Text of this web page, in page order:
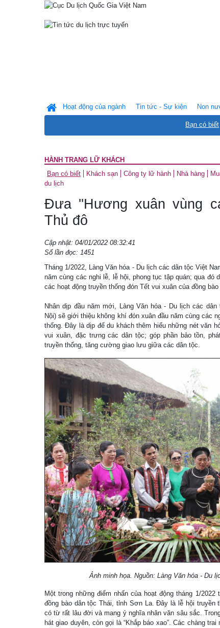
Hoạt động của ngành Tin tức - Sự kiện Non
Bạn có biết
HÀNH TRANG LỮ KHÁCH
Bạn có biết
Khách sạn Công ty lữ hành Nhà hàng
du lịch
Đưa ''Hương xuân vùng
Thủ đô
Cập nhật: 04/01/2022 08:32:41
Số lần đọc: 1451
Tháng 1/2022, Làng Văn hóa - Du lịch các dân tộc Việt
năm cùng các nghi lễ, lễ hội, phong tục tập quán; qua đó
các hoạt động truyền thống đón Tết vui xuân của đồng
Nhân dịp đầu năm mới, Làng Văn hóa - Du lịch các
Nội) sẽ giới thiệu không khí đón xuân đầu năm cùng các
thống. Đây là dịp để du khách thêm hiểu những nét văn
vui xuân, đặc trưng các dân tộc; góp phần bảo tồn,
truyền thống, tăng cường giao lưu giữa các dân tộc.
Ảnh minh họa. Nguồn: Làng Văn hóa - Du
Một trong những điểm nhấn của hoạt động tháng 1/
đồng bào dân tộc Thái, tỉnh Sơn La. Đây là lễ hội truyền
có từ rất lâu đời và mang ý nghĩa nhân văn sâu sắc.
hát giao duyên, còn gọi là “Khắp báo xao”. Các chàng